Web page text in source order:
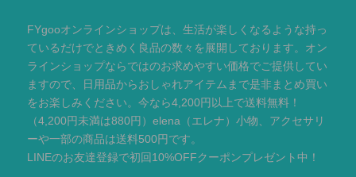
FYgooオンラインショップは、生活が楽しくなるような持っ
ているだけでときめく良品の数々を展開しております。オン
ラインショップならではのお求めやすい価格でご提供してい
ますので、日用品からおしゃれアイテムまで是非まとめ買い
をお楽しみください。今なら4,200円以上で送料無料！
（4,200円未満は880円）elena（エレナ）小物、アクセサリ
ーや一部の商品は送料500円です。
LINEのお友達登録で初回10%OFFクーポンプレゼント中！